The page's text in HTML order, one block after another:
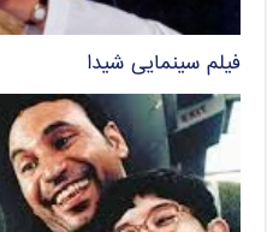
فیلم سینمایی شیدا